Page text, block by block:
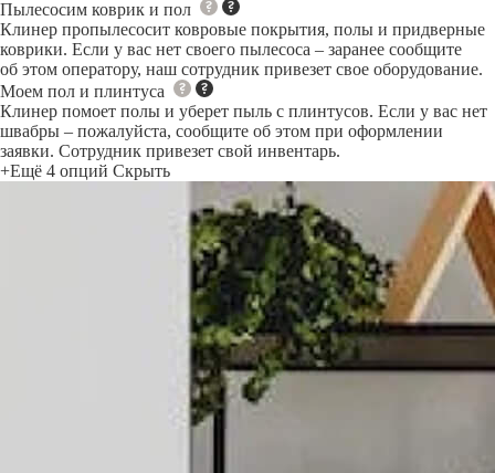
Пылесосим коврик и пол
Клинер пропылесосит ковровые покрытия, полы и придверные
коврики. Если у вас нет своего пылесоса – заранее сообщите
об этом оператору, наш сотрудник привезет свое оборудование.
Моем пол и плинтуса
Клинер помоет полы и уберет пыль с плинтусов. Если у вас нет
швабры – пожалуйста, сообщите об этом при оформлении
заявки. Сотрудник привезет свой инвентарь.
+Ещё 4 опций Скрыть